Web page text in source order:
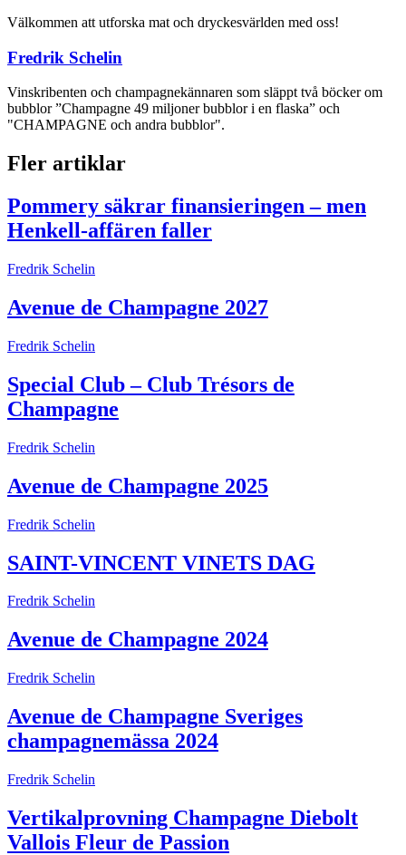
Välkommen att utforska mat och dryckesvärlden med oss!
Fredrik Schelin
Vinskribenten och champagnekännaren som släppt två böcker om
bubblor ”Champagne 49 miljoner bubblor i en flaska” och
"CHAMPAGNE och andra bubblor".
Fler artiklar
Pommery säkrar finansieringen – men
Henkell-affären faller
Fredrik Schelin
Avenue de Champagne 2027
Fredrik Schelin
Special Club – Club Trésors de
Champagne
Fredrik Schelin
Avenue de Champagne 2025
Fredrik Schelin
SAINT-VINCENT VINETS DAG
Fredrik Schelin
Avenue de Champagne 2024
Fredrik Schelin
Avenue de Champagne Sveriges
champagnemässa 2024
Fredrik Schelin
Vertikalprovning Champagne Diebolt
Vallois Fleur de Passion